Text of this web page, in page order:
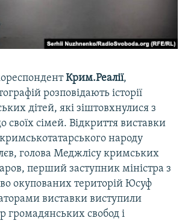
Крим.Реалії,
розповідають історії
дітей, які зіштовхнулися з
своїх сімей. Відкриття виставки
кримськотатарського народу
голова Меджлісу кримських
перший заступник міністра з
окупованих територій Юсуф
виставки виступили
громадянських свобод і